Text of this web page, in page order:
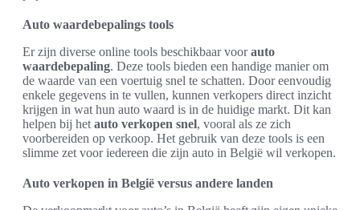
Auto waardebepalings tools
Er zijn diverse online tools beschikbaar voorauto
waardebepaling. Deze tools bieden een handige manier om
de waarde van een voertuig snel te schatten. Door eenvoudig
enkele gegevens in te vullen, kunnen verkopers direct inzicht
krijgen in wat hun auto waard is in de huidige markt. Dit kan
helpen bij het auto verkopen snel, vooral als ze zich
voorbereiden op verkoop. Het gebruik van deze tools is een
slimme zet voor iedereen die zijn auto in België wil verkopen.
Auto verkopen in België versus andere landen